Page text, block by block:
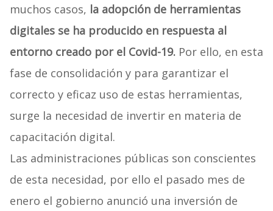
muchos casos, la adopción de herramientas
digitales se ha producido en respuesta al
entorno creado por el Covid-19.Por ello, en esta
fase de consolidación y para garantizar el
correcto y eficaz uso de estas herramientas,
surge la necesidad de invertir en materia de
capacitación digital.
Las administraciones públicas son conscientes
de esta necesidad, por ello el pasado mes de
enero el gobierno anunció una inversión de